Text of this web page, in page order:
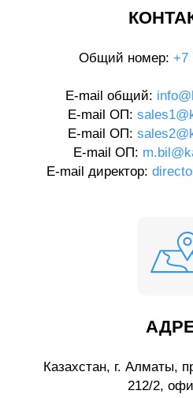
Общий номер: +7
E-mail общий:
E-mail ОП:
E-mail ОП:
E-mail ОП:
E-mail директор:
Казахстан, г. Алматы,
212/2,